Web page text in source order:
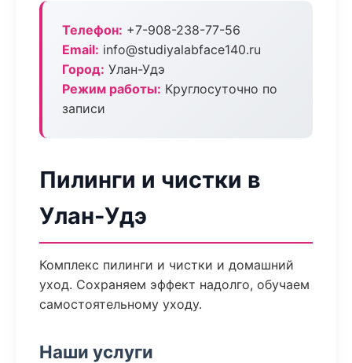
Телефон: +7-908-238-77-56
Email: info@studiyalabface140.ru
Город: Улан-Удэ
Режим работы: Круглосуточно по
записи
Пилинги и чистки в
Улан-Удэ
Комплекс пилинги и чистки и домашний
уход. Сохраняем эффект надолго, обучаем
самостоятельному уходу.
Наши услуги